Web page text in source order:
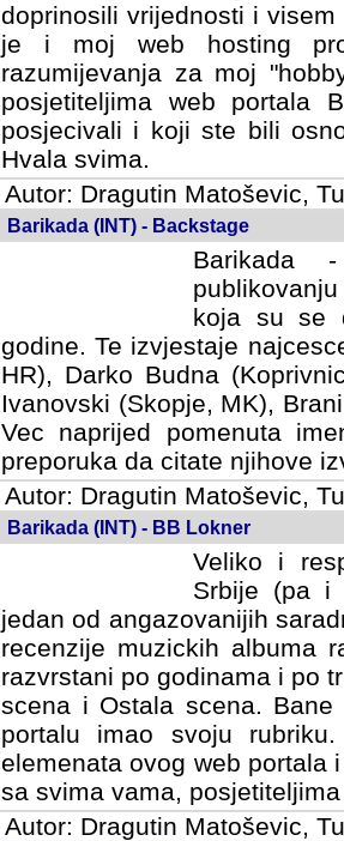
doprinosili vrijednosti i
je i moj web hosting
razumijevanja za moj
posjetiteljima web portala
posjecivali i koji ste bili
Hvala svima.
Autor: Dragutin Matoševic,
Barikada (INT) - Backstage
Barikada
koja su se
godine. Te izvjestaje
HR), Darko Budna
Ivanovski (Skopje, MK),
Vec naprijed pomenuta
preporuka da citate njihove
Autor: Dragutin Matoševic,
Barikada (INT) - BB Lokner
Veliko i
Srbije (pa i
jedan od angazovanijih
recenzije muzickih albuma
razvrstani po godinama i po
scena i Ostala scena.
portalu imao svoju
elemenata ovog web portala
sa svima vama,
Autor: Dragutin Matoševic,